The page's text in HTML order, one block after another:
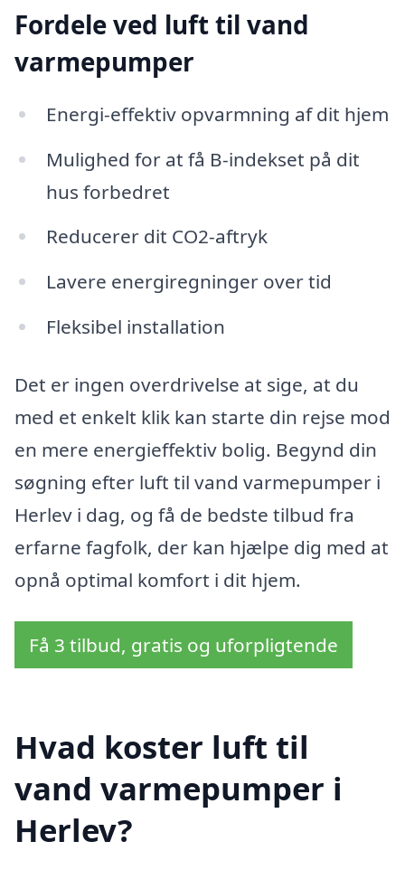
Fordele ved luft til vand
varmepumper
Energi-effektiv opvarmning af dit hjem
Mulighed for at få B-indekset på dit
hus forbedret
Reducerer dit CO2-aftryk
Lavere energiregninger over tid
Fleksibel installation
Det er ingen overdrivelse at sige, at du
med et enkelt klik kan starte din rejse mod
en mere energieffektiv bolig. Begynd din
søgning efter luft til vand varmepumper i
Herlev i dag, og få de bedste tilbud fra
erfarne fagfolk, der kan hjælpe dig med at
opnå optimal komfort i dit hjem.
Få 3 tilbud, gratis og uforpligtende
Hvad koster luft til
vand varmepumper i
Herlev?